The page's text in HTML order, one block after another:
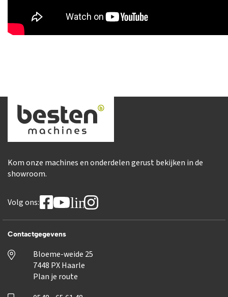
Kom onze machines en onderdelen gerust bekijken in de
showroom.
Volg ons: linkedin
Contactgegevens
Bloeme-weide 25
7448 PX Haarle
Plan je route